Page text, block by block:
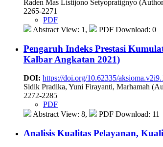
Raden Mas Listijono Setyopratignyo
2265-2271
PDF
Abstract View: 1,
PDF Download: 0
Pengaruh Indeks Prestasi
Kalbar Angkatan 2021)
DOI: https://doi.org/10.62335/
Sidik Pradika, Yuni Firayanti, Marhamah
2272-2285
PDF
Abstract View: 8,
PDF Download: 11
Analisis Kualitas Pelayanan,